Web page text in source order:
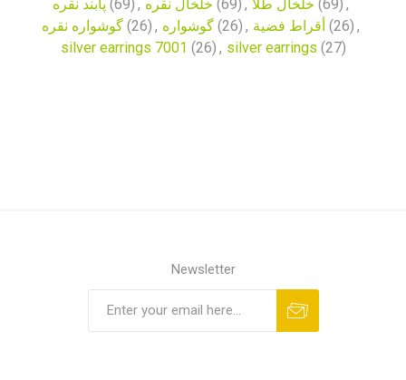
پابند نقره (69) , خلخال نقره (69) , خلخال طلا (69) ,
گوشواره نقره (26) , گوشواره (26) , أقراط فضية (26) ,
silver earrings 7001 (26) , silver earrings (27)
Newsletter